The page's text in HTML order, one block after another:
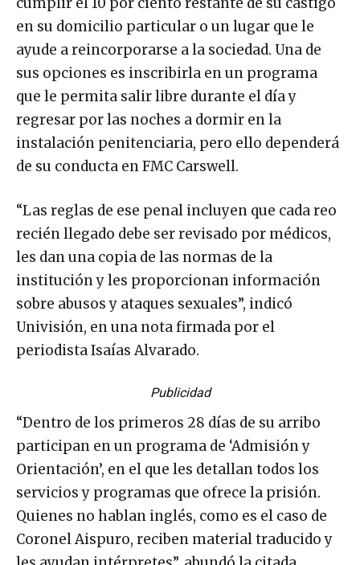
en su domicilio particular o un lugar que le
ayude a reincorporarse a la sociedad. Una de
sus opciones es inscribirla en un programa
que le permita salir libre durante el día y
regresar por las noches a dormir en la
instalación penitenciaria, pero ello dependerá
de su conducta en FMC Carswell.
“Las reglas de ese penal incluyen que cada reo
recién llegado debe ser revisado por médicos,
les dan una copia de las normas de la
institución y les proporcionan información
sobre abusos y ataques sexuales”, indicó
Univisión, en una nota firmada por el
periodista Isaías Alvarado.
Publicidad
“Dentro de los primeros 28 días de su arribo
participan en un programa de ‘Admisión y
Orientación’, en el que les detallan todos los
servicios y programas que ofrece la prisión.
Quienes no hablan inglés, como es el caso de
Coronel Aispuro, reciben material traducido y
les ayudan intérpretes”, abundó la citada